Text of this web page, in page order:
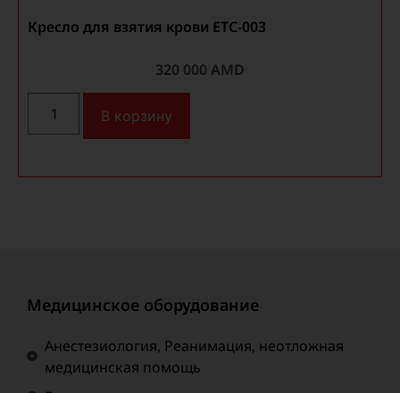
Кресло для взятия крови ETC-003
320 000 AMD
В корзину
Медицинское оборудование
Анестезиология, Реанимация, неотложная
медицинская помощь